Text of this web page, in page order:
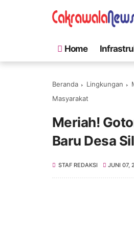
Home
Beranda Lingkungan
Masyarakat
Meriah!
Baru Desa
STAF REDAKSI JUNI 07,